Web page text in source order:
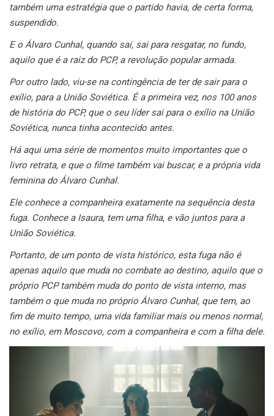
também uma estratégia que o partido havia, de certa forma,
suspendido.
E o Álvaro Cunhal, quando sai, sai para resgatar, no fundo,
aquilo que é a raiz do PCP, a revolução popular armada.
Por outro lado, viu-se na contingência de ter de sair para o
exílio, para a União Soviética. É a primeira vez, nos 100 anos
de história do PCP, que o seu líder sai para o exílio na União
Soviética, nunca tinha acontecido antes.
Há aqui uma série de momentos muito importantes que o
livro retrata, e que o filme também vai buscar, e a própria vida
feminina do Álvaro Cunhal.
Ele conhece a companheira exatamente na sequência desta
fuga. Conhece a Isaura, tem uma filha, e vão juntos para a
União Soviética.
Portanto, de um ponto de vista histórico, esta fuga não é
apenas aquilo que muda no combate ao destino, aquilo que o
próprio PCP também muda do ponto de vista interno, mas
também o que muda no próprio Álvaro Cunhal, que tem, ao
fim de muito tempo, uma vida familiar mais ou menos normal,
no exílio, em Moscovo, com a companheira e com a filha dele.